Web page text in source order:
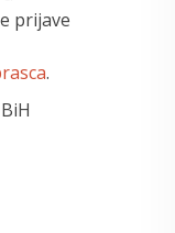
prijave
.